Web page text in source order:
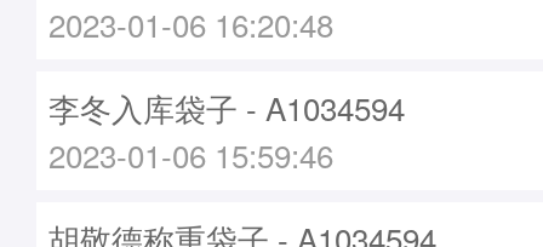
2023-01-06 16:20:48
李冬入库袋子 - A1034594
2023-01-06 15:59:46
胡敬德称重袋子 - A1034594